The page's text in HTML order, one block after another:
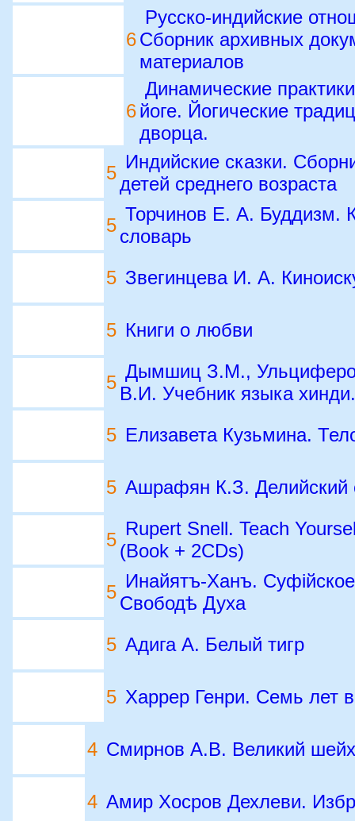
6
Русско-индийские
Сборник архивных
материалов
6
Динамические
йоге. Йогические
дворца.
5
Индийские сказки.
детей среднего возраста
5
Торчинов Е. А. Буддизм.
словарь
5 Звегинцева И. А.
5 Книги о любви
5
Дымшиц З.М.,
В.И. Учебник языка
5 Елизавета Кузьмина.
5 Ашрафян К.З. Делийский
5
Rupert Snell. Teach
(Book + 2CDs)
5
Инайятъ-Ханъ.
Свободѣ Духа
5 Адига А. Белый тигр
5 Харрер Генри. Семь лет
4 Смирнов А.В. Великий
4 Амир Хосров Дехлеви.